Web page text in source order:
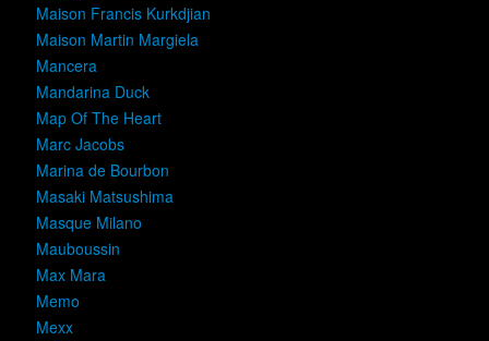
Maison Francis Kurkdjian
Maison Martin Margiela
Mancera
Mandarina Duck
Map Of The Heart
Marc Jacobs
Marina de Bourbon
Masaki Matsushima
Masque Milano
Mauboussin
Max Mara
Memo
Mexx